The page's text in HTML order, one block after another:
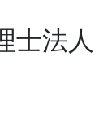
士法人